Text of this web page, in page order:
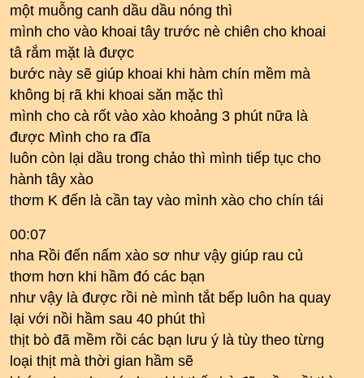
một muỗng canh dầu dầu nóng thì
mình cho vào khoai tây trước nè chiên cho khoai
tâ rắm mặt là được
bước này sẽ giúp khoai khi hàm chín mềm mà
không bị rã khi khoai săn mặc thì
mình cho cà rốt vào xào khoảng 3 phút nữa là
được Mình cho ra đĩa
luôn còn lại dầu trong chảo thì mình tiếp tục cho
hành tây xào
thơm K đến là cần tay vào mình xào cho chín tái
00:07
nha Rồi đến nấm xào sơ như vậy giúp rau củ
thơm hơn khi hầm đó các bạn
như vậy là được rồi nè mình tắt bếp luôn ha quay
lại với nồi hầm sau 40 phút thì
thịt bò đã mềm rồi các bạn lưu ý là tùy theo từng
loại thịt mà thời gian hầm sẽ